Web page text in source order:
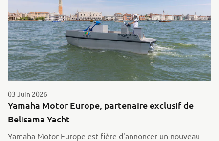
03 Juin 2026
Yamaha Motor Europe, partenaire exclusif de
Belisama Yacht
Yamaha Motor Europe est fière d'annoncer un nouveau